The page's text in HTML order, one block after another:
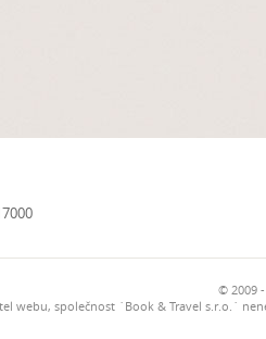
© 2009
webu, společnost `Book & Travel s.r.o.`